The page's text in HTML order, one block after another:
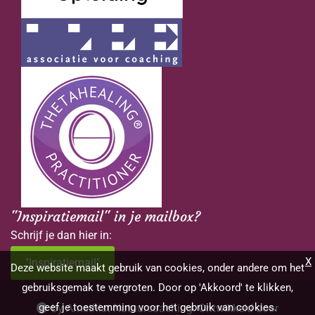
"Inspiratiemail" in je mailbox?
Schrijf je dan hier in:
"Inspiratiemail"
by Amethist Natuurcoaching. Ontwikkeld door
Deze website maakt gebruik van cookies, onder andere om het
gebruiksgemak te vergroten. Door op 'Akkoord' te klikken,
geef je toestemming voor het gebruik van cookies.
X